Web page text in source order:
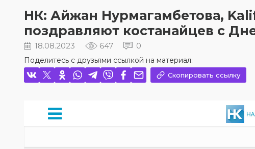
НК: Айжан Нурмагамбетова,
поздравляют костанайцев с
18.08.2023 647 0
Поделитесь с друзьями ссылкой на материал:
Скопировать ссылку